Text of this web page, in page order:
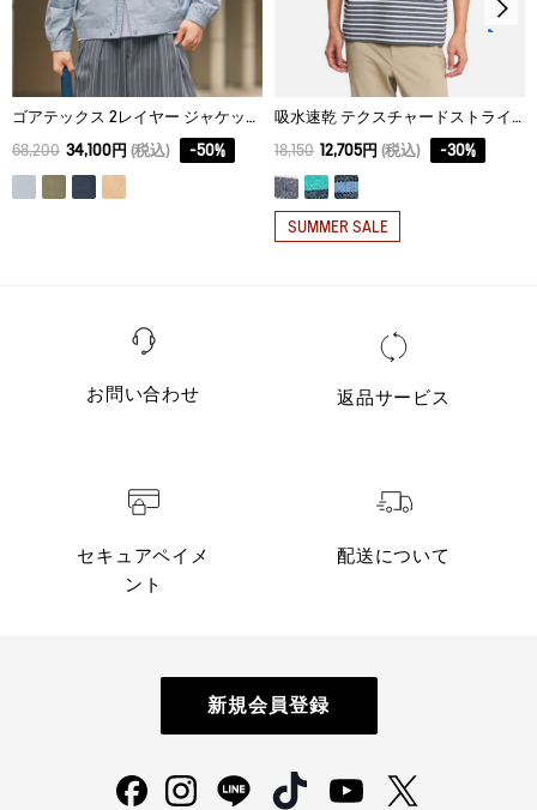
ゴアテックス 2レイヤー ジャケット RP
68,200 34,100円 (税込) -50%
吸水速乾 テクスチャードストライプ 半袖ポロシャツ
18,150 12,705円 (税込) -30%
SUMMER SALE
お問い合わせ 返品サービス
セキュアペイメ
ント
配送について
新規会員登録